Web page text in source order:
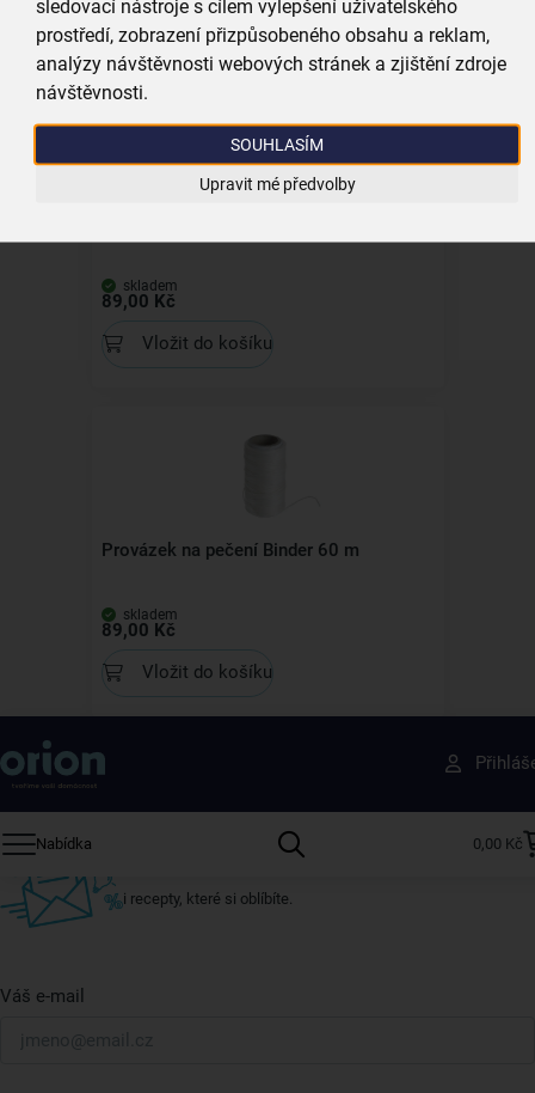
sledovací nástroje s cílem vylepšení uživatelského
prostředí, zobrazení přizpůsobeného obsahu a reklam,
analýzy návštěvnosti webových stránek a zjištění zdroje
návštěvnosti.
SOUHLASÍM
Upravit mé předvolby
Vložit do košíku
skladem
89,00 Kč
Vložit do košíku
Provázek na pečení Binder 60 m
skladem
89,00 Kč
Vložit do košíku
Nabídka 0,00 Kč
Získejte rady, recepty a tipy na slevy dřív než
ostatní
Přihlaste se k odběru našeho newsletteru.
i recepty, které si oblíbíte.
Váš e-mail